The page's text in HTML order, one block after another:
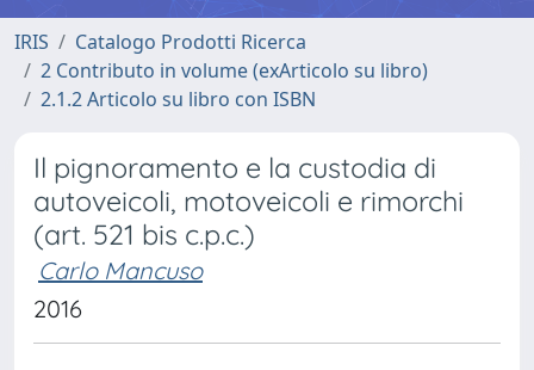
IRIS
Catalogo Prodotti Ricerca
2 Contributo in volume (exArticolo su libro)
2.1.2 Articolo su libro con ISBN
Il pignoramento e la custodia di
autoveicoli, motoveicoli e rimorchi
(art. 521 bis c.p.c.)
Carlo Mancuso
2016